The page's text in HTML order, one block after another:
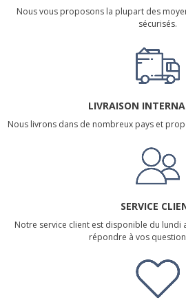
Nous vous proposons la plupart des
sécurisés.
LIVRAISON
Nous livrons dans de nombreux pays et
SERVICE
Notre service client est disponible du lundi
répondre à vos